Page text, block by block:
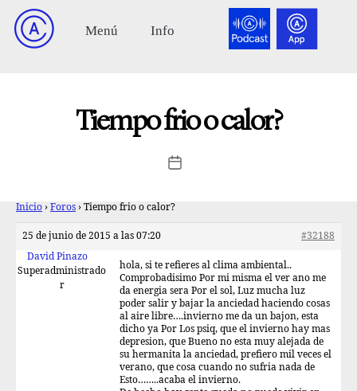
Tiempo frio o calor?
Inicio › Foros › Tiempo frio o calor?
25 de junio de 2015 a las 07:20
#32188
David Pinazo
Superadministrado
r
hola, si te refieres al clima ambiental..
Comprobadisimo Por mi misma el ver ano me
da energia sera Por el sol, Luz mucha luz
poder salir y bajar la anciedad haciendo cosas
al aire libre….invierno me da un bajon, esta
dicho ya Por Los psiq, que el invierno hay mas
depresion, que Bueno no esta muy alejada de
su hermanita la anciedad, prefiero mil veces el
verano, que cosa cuando no sufria nada de
Esto……..acaba el invierno.